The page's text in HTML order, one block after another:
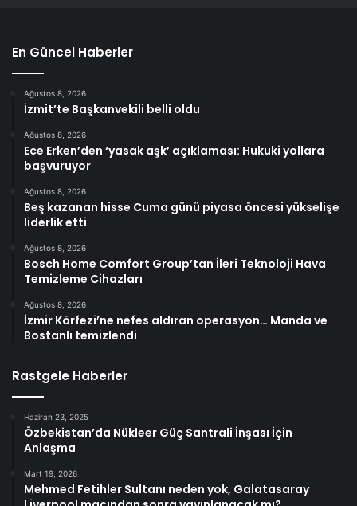
En Güncel Haberler
Ağustos 8, 2026
İzmit’te Başkanvekili belli oldu
Ağustos 8, 2026
Ece Erken’den ‘yasak aşk’ açıklaması: Hukuki yollara
başvuruyor
Ağustos 8, 2026
Beş kazanan hisse Cuma günü piyasa öncesi yükselişe
liderlik etti
Ağustos 8, 2026
Bosch Home Comfort Group’tan İleri Teknoloji Hava
Temizleme Cihazları
Ağustos 8, 2026
İzmir Körfezi’ne nefes aldıran operasyon… Manda ve
Bostanlı temizlendi
Rastgele Haberler
Haziran 23, 2025
Özbekistan’da Nükleer Güç Santrali İnşası İçin
Anlaşma
Mart 19, 2026
Mehmed Fetihler Sultanı neden yok, Galatasaray